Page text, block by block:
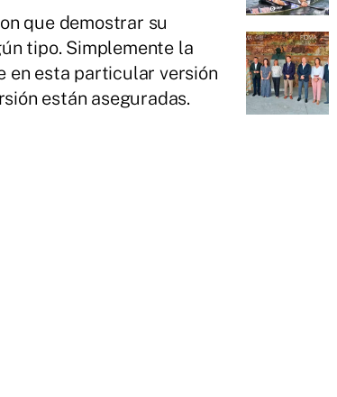
que demostrar su
tipo. Simplemente la
en esta particular versión
están aseguradas.